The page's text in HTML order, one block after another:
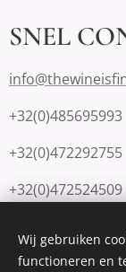
SNEL
+32(0)485695993
+32(0)472292755
+32(0)472524509
Wij gebruiken
functioneren en